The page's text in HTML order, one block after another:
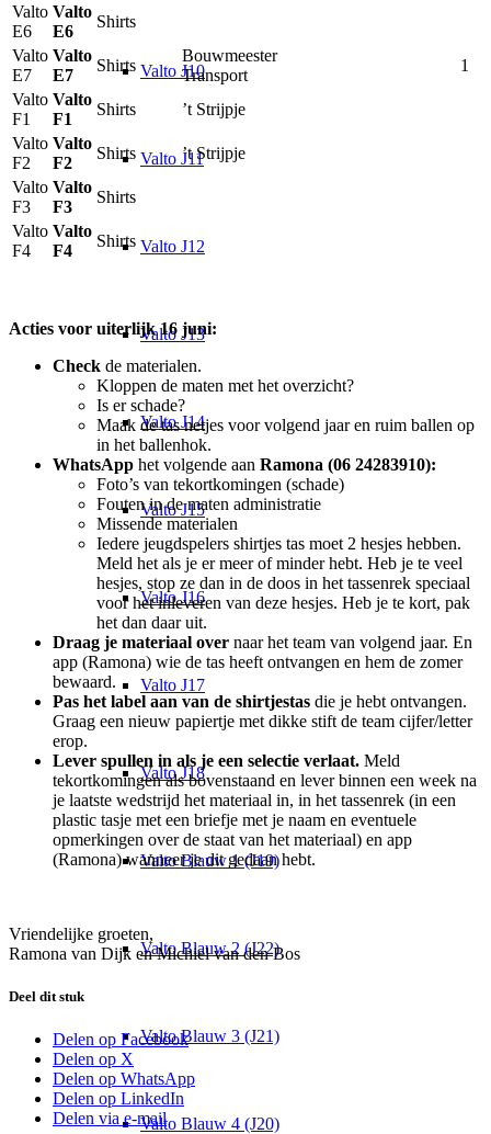
Valto J10
Valto J11
Valto J12
Valto J13
Valto J14
Valto J15
Valto J16
Valto J17
Valto J18
Valto Blauw 1 (J19)
Valto Blauw 2 (J22)
Valto Blauw 3 (J21)
Valto Blauw 4 (J20)
Valto
E6
Valto
E6
Shirts
Valto
E7
Valto
E7
Shirts
Bouwmeester
Transport
1
Valto
F1
Valto
F1
Shirts
’t Strijpje
Valto
F2
Valto
F2
Shirts
’t Strijpje
Valto
F3
Valto
F3
Shirts
Valto
F4
Valto
F4
Shirts
Acties voor uiterlijk 16 juni:
Check de materialen.
Kloppen de maten met het overzicht?
Is er schade?
Maak de tas netjes voor volgend jaar en ruim ballen op
in het ballenhok.
WhatsApp het volgende aan Ramona (06 24283910):
Foto’s van tekortkomingen (schade)
Fouten in de maten administratie
Missende materialen
Iedere jeugdspelers shirtjes tas moet 2 hesjes hebben.
Meld het als je er meer of minder hebt. Heb je te veel
hesjes, stop ze dan in de doos in het tassenrek speciaal
voor het inleveren van deze hesjes. Heb je te kort, pak
het dan daar uit.
Draag je materiaal over naar het team van volgend jaar. En
app (Ramona) wie de tas heeft ontvangen en hem de zomer
bewaard.
Pas het label aan van de shirtjestas die je hebt ontvangen.
Graag een nieuw papiertje met dikke stift de team cijfer/letter
erop.
Lever spullen in als je een selectie verlaat. Meld
tekortkomingen als bovenstaand en lever binnen een week na
je laatste wedstrijd het materiaal in, in het tassenrek (in een
plastic tasje met een briefje met je naam en eventuele
opmerkingen over de staat van het materiaal) en app
(Ramona) wanneer je dit gedaan hebt.
Vriendelijke groeten,
Ramona van Dijk en Michiel van den Bos
Deel dit stuk
Delen op Facebook
Delen op X
Delen op WhatsApp
Delen op LinkedIn
Delen via e-mail